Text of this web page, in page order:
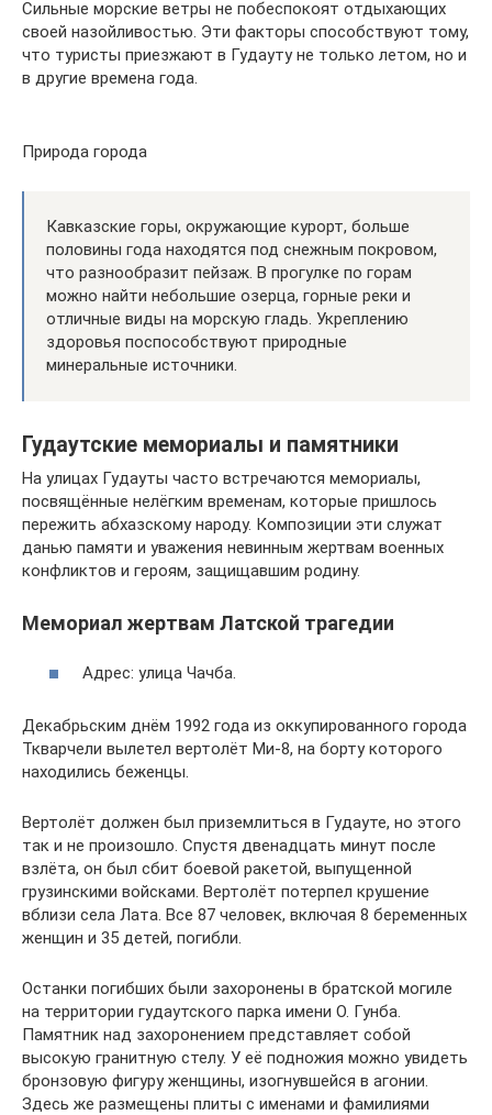
Сильные морские ветры не побеспокоят отдыхающих
своей назойливостью. Эти факторы способствуют тому,
что туристы приезжают в Гудауту не только летом, но и
в другие времена года.
Природа города
Кавказские горы, окружающие курорт, больше
половины года находятся под снежным покровом,
что разнообразит пейзаж. В прогулке по горам
можно найти небольшие озерца, горные реки и
отличные виды на морскую гладь. Укреплению
здоровья поспособствуют природные
минеральные источники.
Гудаутские мемориалы и памятники
На улицах Гудауты часто встречаются мемориалы,
посвящённые нелёгким временам, которые пришлось
пережить абхазскому народу. Композиции эти служат
данью памяти и уважения невинным жертвам военных
конфликтов и героям, защищавшим родину.
Мемориал жертвам Латской трагедии
Адрес: улица Чачба.
Декабрьским днём 1992 года из оккупированного города
Ткварчели вылетел вертолёт Ми-8, на борту которого
находились беженцы.
Вертолёт должен был приземлиться в Гудауте, но этого
так и не произошло. Спустя двенадцать минут после
взлёта, он был сбит боевой ракетой, выпущенной
грузинскими войсками. Вертолёт потерпел крушение
вблизи села Лата. Все 87 человек, включая 8 беременных
женщин и 35 детей, погибли.
Останки погибших были захоронены в братской могиле
на территории гудаутского парка имени О. Гунба.
Памятник над захоронением представляет собой
высокую гранитную стелу. У её подножия можно увидеть
бронзовую фигуру женщины, изогнувшейся в агонии.
Здесь же размещены плиты с именами и фамилиями